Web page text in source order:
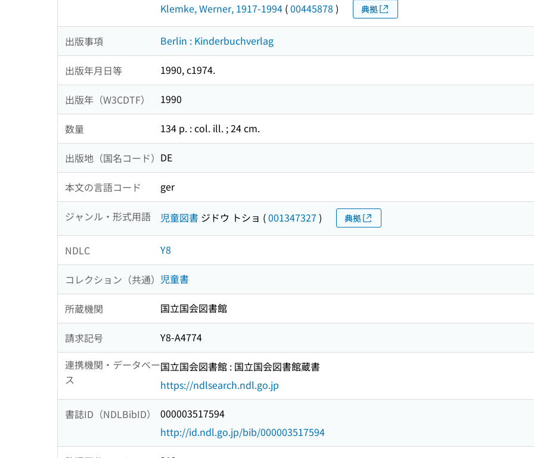
Klemke, Werner, 1917-1994 (00445878 ) 典拠
出版事項 Berlin : Kinderbuchverlag
出版年月日等 1990, c1974.
出版年（W3CDTF） 1990
数量 134 p. : col. ill. ; 24 cm.
出版地（国名コード） DE
本文の言語コード ger
ジャンル・形式用語 児童図書 ジドウ トショ (001347327 ) 典拠
NDLC Y8
コレクション（共通） 児童書
所蔵機関 国立国会図書館
請求記号
Y8-A4774
連携機関・データベー
ス
国立国会図書館 : 国立国会図書館蔵書
https://ndlsearch.ndl.go.jp
書誌ID（NDLBibID）
000003517594
http://id.ndl.go.jp/bib/000003517594